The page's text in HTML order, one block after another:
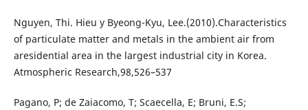
Nguyen, Thi. Hieu y Byeong-Kyu, Lee.(2010).Characteristics
of particulate matter and metals in the ambient air from
aresidential area in the largest industrial city in Korea.
Atmospheric Research,98,526–537
Pagano, P; de Zaiacomo, T; Scaecella, E; Bruni, E.S;